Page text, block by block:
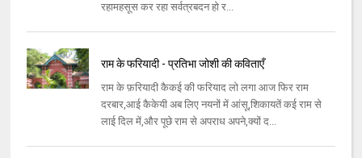
रहामहसूस कर रहा सर्वत्रबदन हो र...
राम के फरियादी - प्रतिभा जोशी की कविताएँ
राम के फ़रियादी कैकई की फरियाद लो लगा आज फिर राम
दरबार,आई कैकेयी अब लिए नयनों में आंसू,शिकायतें कई राम से
लाई दिल में,और पूछे राम से अपराध अपने,क्यों द...